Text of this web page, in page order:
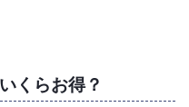
くらお得？